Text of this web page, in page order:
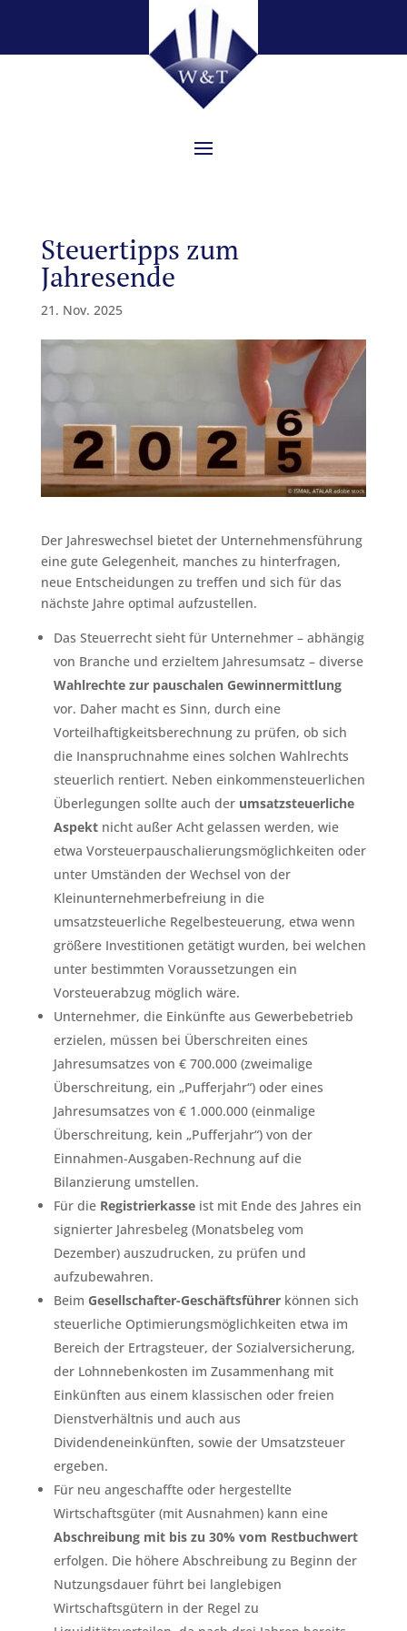
Steuertipps zum
Jahresende
21. Nov. 2025
Der Jahreswechsel bietet der Unternehmensführung
eine gute Gelegenheit, manches zu hinterfragen,
neue Entscheidungen zu treffen und sich für das
nächste Jahre optimal aufzustellen.
Das Steuerrecht sieht für Unternehmer – abhängig
von Branche und erzieltem Jahresumsatz – diverse
Wahlrechte zur pauschalen Gewinnermittlung
vor. Daher macht es Sinn, durch eine
Vorteilhaftigkeitsberechnung zu prüfen, ob sich
die Inanspruchnahme eines solchen Wahlrechts
steuerlich rentiert. Neben einkommensteuerlichen
Überlegungen sollte auch der umsatzsteuerliche
Aspektnicht außer Acht gelassen werden, wie
etwa Vorsteuerpauschalierungsmöglichkeiten oder
unter Umständen der Wechsel von der
Kleinunternehmerbefreiung in die
umsatzsteuerliche Regelbesteuerung, etwa wenn
größere Investitionen getätigt wurden, bei welchen
unter bestimmten Voraussetzungen ein
Vorsteuerabzug möglich wäre.
Unternehmer, die Einkünfte aus Gewerbebetrieb
erzielen, müssen bei Überschreiten eines
Jahresumsatzes von € 700.000 (zweimalige
Überschreitung, ein „Pufferjahr“) oder eines
Jahresumsatzes von € 1.000.000 (einmalige
Überschreitung, kein „Pufferjahr“) von der
Einnahmen-Ausgaben-Rechnung auf die
Bilanzierung umstellen.
Für die Registrierkasseist mit Ende des Jahres ein
signierter Jahresbeleg (Monatsbeleg vom
Dezember) auszudrucken, zu prüfen und
aufzubewahren.
Beim Gesellschafter-Geschäftsführerkönnen sich
steuerliche Optimierungsmöglichkeiten etwa im
Bereich der Ertragsteuer, der Sozialversicherung,
der Lohnnebenkosten im Zusammenhang mit
Einkünften aus einem klassischen oder freien
Dienstverhältnis und auch aus
Dividendeneinkünften, sowie der Umsatzsteuer
ergeben.
Für neu angeschaffte oder hergestellte
Wirtschaftsgüter (mit Ausnahmen) kann eine
Abschreibung mit bis zu 30% vom Restbuchwert
erfolgen. Die höhere Abschreibung zu Beginn der
Nutzungsdauer führt bei langlebigen
Wirtschaftsgütern in der Regel zu